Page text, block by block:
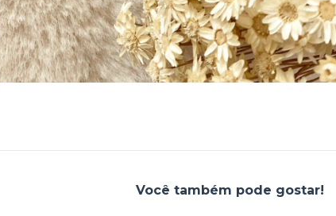
Você também pode gostar!